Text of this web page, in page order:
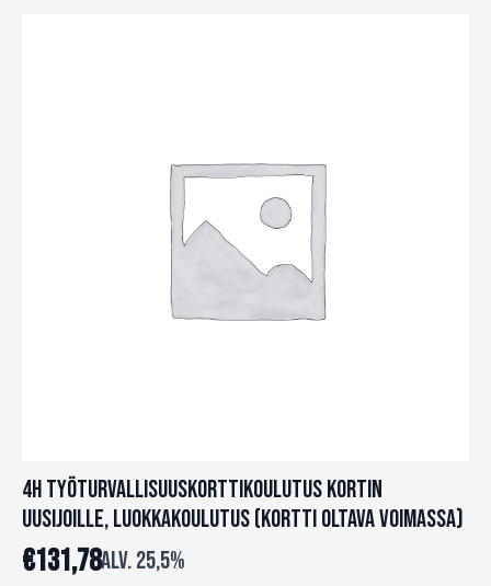
4h Työturvallisuuskorttikoulutus kortin
uusijoille, luokkakoulutus (kortti oltava voimassa)
€131,78alv. 25,5%